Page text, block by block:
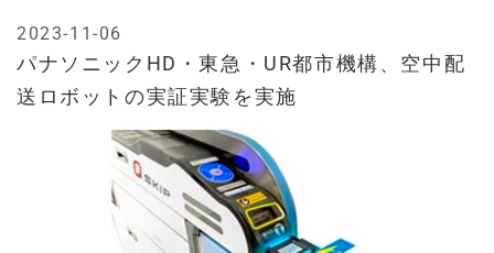
パナソニックHD・東急・UR都市機構、空中配
送ロボットの実証実験を実施
2023-11-06